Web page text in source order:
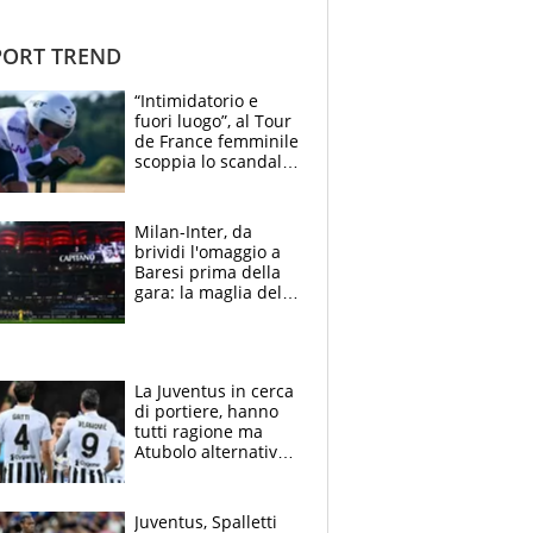
TREND
“Intimidatorio e
fuori luogo”, al Tour
de France femminile
scoppia lo scandalo:
atlete
Milan-Inter, da
brividi l'omaggio a
Baresi prima della
gara: la maglia del
La Juventus in cerca
di portiere, hanno
tutti ragione ma
Atubolo alternativa
rimane Milinkovic-
Juventus, Spalletti